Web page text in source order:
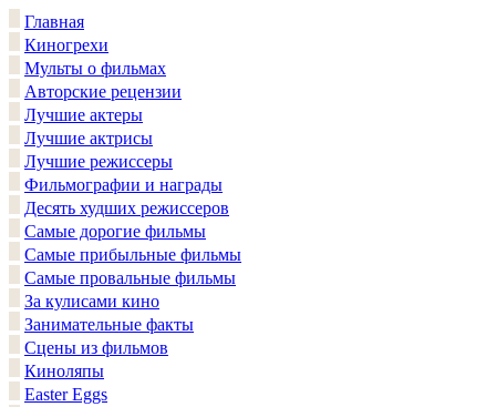
Главная
Киногрехи
Мульты о фильмах
Авторские рецензии
Лучшие актеры
Лучшие актрисы
Лучшие режиссеры
Фильмографии и награды
Десять худших режиссеров
Самые дорогие фильмы
Самые прибыльные фильмы
Самые провальные фильмы
За кулисами кино
Занимательные факты
Сцены из фильмов
Киноляпы
Easter Eggs